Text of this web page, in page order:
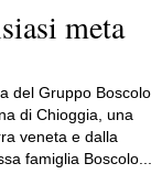
meta
del Gruppo Boscolo
di Chioggia, una
veneta e dalla
famiglia Boscolo...